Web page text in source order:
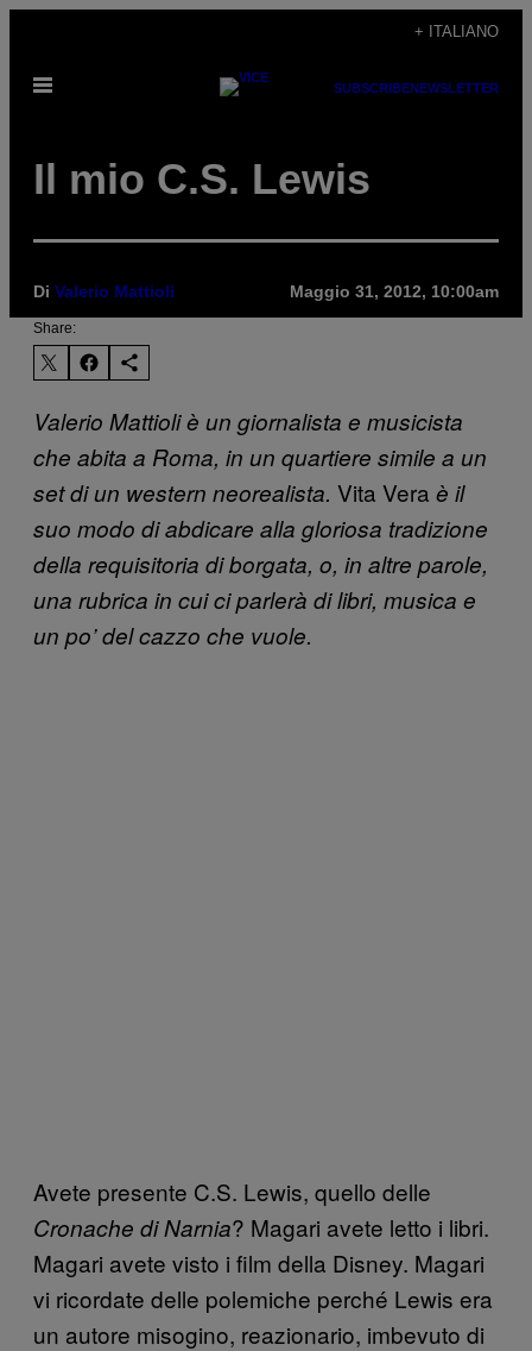
contenuto
+ ITALIANO
Apri
SUBSCRIBENEWSLETTER
Il mio C.S. Lewis
Di Valerio Mattioli Maggio 31, 2012, 10:00am
Share:
Valerio Mattioli è un giornalista e musicista
che abita a Roma, in un quartiere simile a un
set di un western neorealista. Vita Vera è il
suo modo di abdicare alla gloriosa tradizione
della requisitoria di borgata, o, in altre parole,
una rubrica in cui ci parlerà di libri, musica e
un po’ del cazzo che vuole.
Avete presente C.S. Lewis, quello delle
Cronache di Narnia? Magari avete letto i libri.
Magari avete visto i film della Disney. Magari
vi ricordate delle polemiche perché Lewis era
un autore misogino, reazionario, imbevuto di